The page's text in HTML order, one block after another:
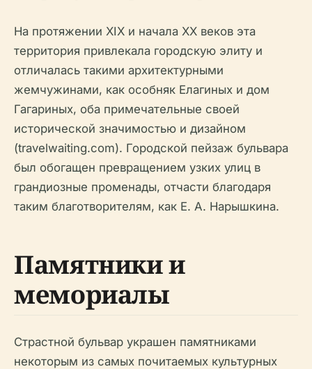
На протяжении XIX и начала XX веков эта
территория привлекала городскую элиту и
отличалась такими архитектурными
жемчужинами, как особняк Елагиных и дом
Гагариных, оба примечательные своей
исторической значимостью и дизайном
(travelwaiting.com). Городской пейзаж бульвара
был обогащен превращением узких улиц в
грандиозные променады, отчасти благодаря
таким благотворителям, как Е. А. Нарышкина.
Памятники и
мемориалы
Страстной бульвар украшен памятниками
некоторым из самых почитаемых культурных